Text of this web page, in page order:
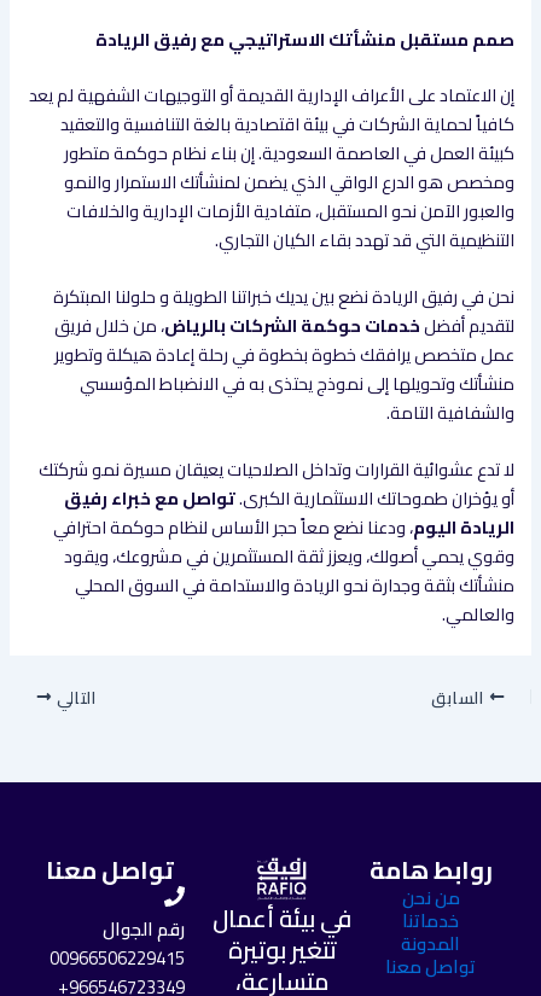
صمم مستقبل منشأتك الاستراتيجي مع رفيق الريادة
إن الاعتماد على الأعراف الإدارية القديمة أو التوجيهات الشفهية لم يعد
كافياً لحماية الشركات في بيئة اقتصادية بالغة التنافسية والتعقيد
كبيئة العمل في العاصمة السعودية. إن بناء نظام حوكمة متطور
ومخصص هو الدرع الواقي الذي يضمن لمنشأتك الاستمرار والنمو
والعبور الآمن نحو المستقبل، متفادية الأزمات الإدارية والخلافات
التنظيمية التي قد تهدد بقاء الكيان التجاري.
نحن في رفيق الريادة نضع بين يديك خبراتنا الطويلة و حلولنا المبتكرة
لتقديم أفضلخدمات حوكمة الشركات بالرياض، من خلال فريق
عمل متخصص يرافقك خطوة بخطوة في رحلة إعادة هيكلة وتطوير
منشأتك وتحويلها إلى نموذج يحتذى به في الانضباط المؤسسي
والشفافية التامة.
لا تدع عشوائية القرارات وتداخل الصلاحيات يعيقان مسيرة نمو شركتك
أو يؤخران طموحاتك الاستثمارية الكبرى.تواصل مع خبراء رفيق
الريادة اليوم، ودعنا نضع معاً حجر الأساس لنظام حوكمة احترافي
وقوي يحمي أصولك، ويعزز ثقة المستثمرين في مشروعك، ويقود
منشأتك بثقة وجدارة نحو الريادة والاستدامة في السوق المحلي
والعالمي.
السابق التالي
روابط هامة
من نحن
خدماتنا
المدونة
تواصل معنا
في بيئة أعمال
تتغير بوتيرة
متسارعة،
تواصل معنا
رقم الجوال
00966506229415
966546723349+